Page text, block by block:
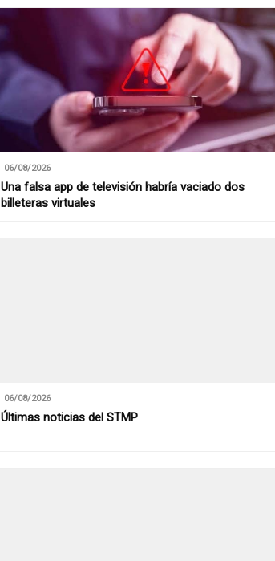
06/08/2026
Una falsa app de televisión habría vaciado dos
billeteras virtuales
06/08/2026
Últimas noticias del STMP